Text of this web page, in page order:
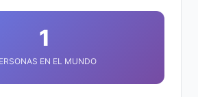
1
EN EL MUNDO